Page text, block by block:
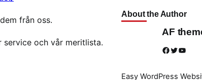
från oss.
service och vår meritlista.
About the Author
AF
Facebook Twitter YouTube
Easy WordPress